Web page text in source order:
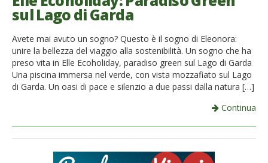
French
Italiano
sul Lago di Garda
Avete mai avuto un sogno? Questo è il sogno di Eleonora:
unire la bellezza del viaggio alla sostenibilità. Un sogno che ha
preso vita in Elle Ecoholiday, paradiso green sul Lago di Garda
Una piscina immersa nel verde, con vista mozzafiato sul Lago
di Garda. Un oasi di pace e silenzio a due passi dalla natura […]
Continua